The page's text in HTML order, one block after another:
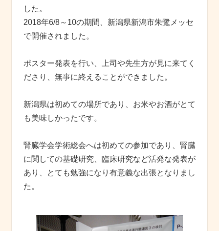
した。
2018年6/8～10の期間、新潟県新潟市朱鷺メッセ
で開催されました。
ポスター発表を行い、上司や先生方が見に来てく
ださり、無事に終えることができました。
新潟県は初めての場所であり、お米やお酒がとて
も美味しかったです。
腎臓学会学術総会へは初めての参加であり、腎臓
に関しての基礎研究、臨床研究など活発な発表が
あり、とても勉強になり有意義な出張となりまし
た。